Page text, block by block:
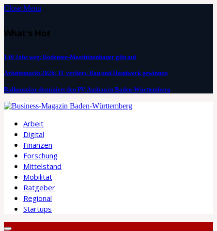
Close Menu
What's Hot
150 Jobs weg: Bodensee-Maschinenbauer gibt auf
Arbeitsmarkt 2026: IT verliert, Bau und Handwerk gewinnen
Balkonsolar dominiert den PV-Ausbau in Baden-Württemberg
Arbeit
Digital
Finanzen
Forschung
Mittelstand
Mobilität
Ratgeber
Regional
Startups